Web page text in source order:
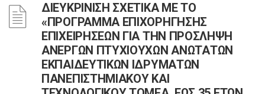
ΔΙΕΥΚΡΙΝΙΣΗ ΣΧΕΤΙΚΑ ΜΕ ΤΟ
«ΠΡΟΓΡΑΜΜΑ ΕΠΙΧΟΡΗΓΗΣΗΣ
ΕΠΙΧΕΙΡΗΣΕΩΝ ΓΙΑ ΤΗΝ ΠΡΟΣΛΗΨΗ
ΑΝΕΡΓΩΝ ΠΤΥΧΙΟΥΧΩΝ ΑΝΩΤΑΤΩΝ
ΕΚΠΑΙΔΕΥΤΙΚΩΝ ΙΔΡΥΜΑΤΩΝ
ΠΑΝΕΠΙΣΤΗΜΙΑΚΟΥ ΚΑΙ